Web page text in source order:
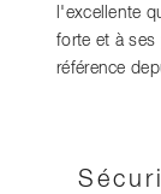
l'excellente
forte et à ses
référence